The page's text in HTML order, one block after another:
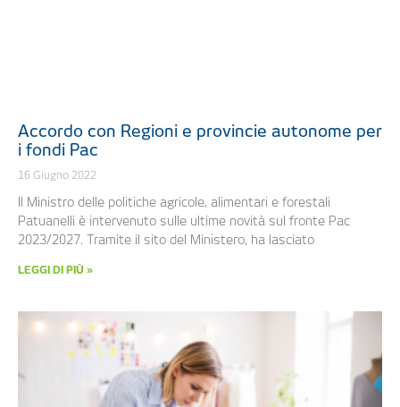
Accordo con Regioni e provincie autonome per
i fondi Pac
16 Giugno 2022
Il Ministro delle politiche agricole, alimentari e forestali
Patuanelli è intervenuto sulle ultime novità sul fronte Pac
2023/2027. Tramite il sito del Ministero, ha lasciato
LEGGI DI PIÙ »